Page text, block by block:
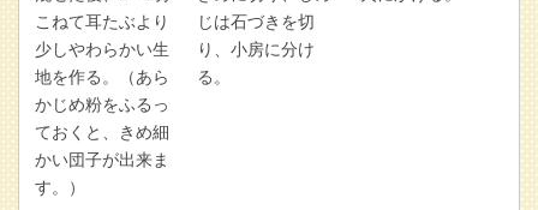
こねて耳たぶより
少しやわらかい生
地を作る。（あら
かじめ粉をふるっ
ておくと、きめ細
かい団子が出来ま
す。）
じは石づきを切
り、小房に分け
る。